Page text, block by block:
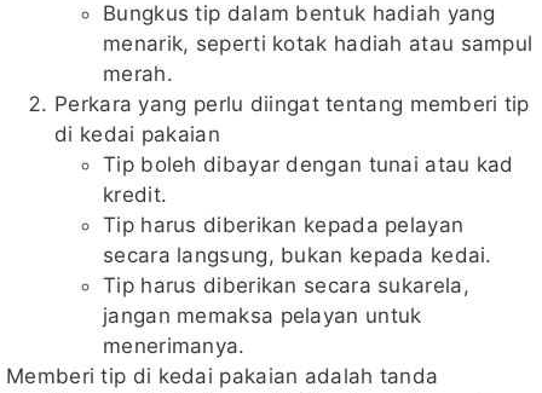
Bungkus tip dalam bentuk hadiah yang
menarik, seperti kotak hadiah atau sampul
merah.
Perkara yang perlu diingat tentang memberi tip
di kedai pakaian
Tip boleh dibayar dengan tunai atau kad
kredit.
Tip harus diberikan kepada pelayan
secara langsung, bukan kepada kedai.
Tip harus diberikan secara sukarela,
jangan memaksa pelayan untuk
menerimanya.
Memberi tip di kedai pakaian adalah tanda